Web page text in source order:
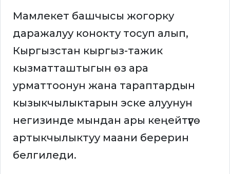
Мамлекет башчысы жогорку
даражалуу конокту тосуп алып,
Кыргызстан кыргыз-тажик
кызматташтыгын өз ара
урматтоонун жана тараптардын
кызыкчылыктарын эске алуунун
негизинде мындан ары кеңейтүүгө
артыкчылыктуу маани берерин
белгиледи.